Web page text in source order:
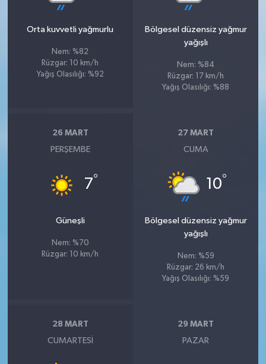
Orta kuvvetli yağmurlu
Nem: %82
Rüzgar: 10 km/h
Yağış Olasılığı: %92
Bölgesel düzensiz yağmur
yağışlı
Nem: %84
Rüzgar: 17 km/h
Yağış Olasılığı: %88
26 MART
PERŞEMBE
7°
Güneşli
Nem: %70
Rüzgar: 10 km/h
27 MART
CUMA
10°
Bölgesel düzensiz yağmur
yağışlı
Nem: %59
Rüzgar: 26 km/h
Yağış Olasılığı: %59
28 MART
CUMARTESI
29 MART
PAZAR